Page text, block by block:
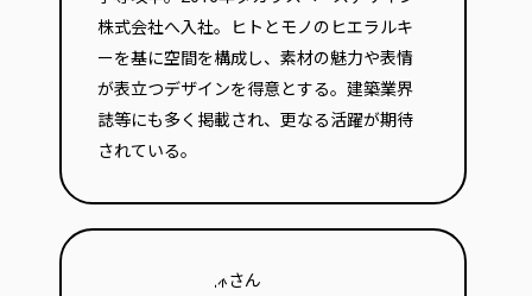
株式会社へ入社。ヒトとモノのヒエラルキ
ーを基に空間を構成し、素材の魅力や表情
が表立つデザインを得意とする。建築業界
誌等にも多く掲載され、更なる活躍が期待
されている。